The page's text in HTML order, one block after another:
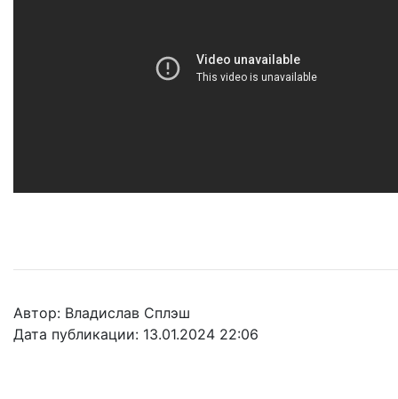
Автор: Владислав Сплэш
Дата публикации: 13.01.2024 22:06